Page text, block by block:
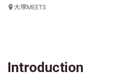
大塚MEETS
Introduction